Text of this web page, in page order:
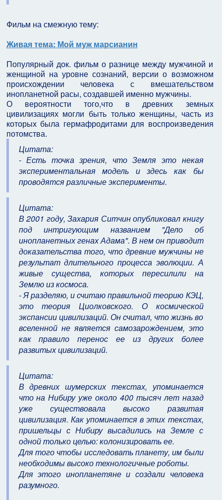
Фильм на смежную тему:
Живая тема: Мой муж марсианин
Популярный док. фильм о разнице между мужчиной и
женщиной на уровне сознаний, версии о возможном
происхождении человека с вмешательством
инопланетной расы, создавшей именно мужчины.
О вероятности того,что в древних земных
цивилизациях могли быть только женщины, часть из
которых была гермафродитами для воспроизведения
потомства.
Цитата:
- Есть точка зрения, что Земля это некая
экспериментальная модель и здесь как бы
проводятся различные эксперименты.
Цитата:
В 2001 году, Захария Ситчин опубликовал книгу
под интригующим названием "Дело об
инопланетных генах Адама". В нем он приводит
доказательства того, что древние мужчины не
результат длительного процесса эволюции. А
живые существа, которых пересилили на
Землю из космоса.
- Я разделяю, и считаю правильной теорию КЭЦ,
это теория Циолковского. О космической
экспансии цивилизаций. Он считал, что жизнь во
вселенной не является самозарождением, это
как правило перенос ее из других более
развитых цивилизаций.
Цитата:
В древних шумерских текстах, упоминается
что на Нибиру уже около 400 тысяч лет назад
уже существовала высоко развитая
цивилизация. Как упоминается в этих текстах,
пришельцы с Нибиру высадились на Земле с
одной только целью: колонизировать ее.
Для того чтобы исследовать планету, им были
необходимы высоко технологичные роботы.
Для этого инопланетяне и создали человека
разумного.